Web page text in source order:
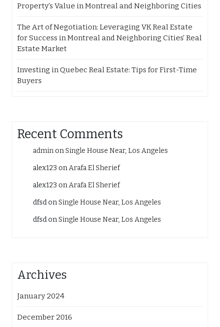
Property’s Value in Montreal and Neighboring Cities
The Art of Negotiation: Leveraging VK Real Estate
for Success in Montreal and Neighboring Cities’ Real
Estate Market
Investing in Quebec Real Estate: Tips for First-Time
Buyers
Recent Comments
adminonSingle House Near, Los Angeles
alex123 onArafa El Sherief
alex123 onArafa El Sherief
dfsdonSingle House Near, Los Angeles
dfsdonSingle House Near, Los Angeles
Archives
January 2024
December 2016